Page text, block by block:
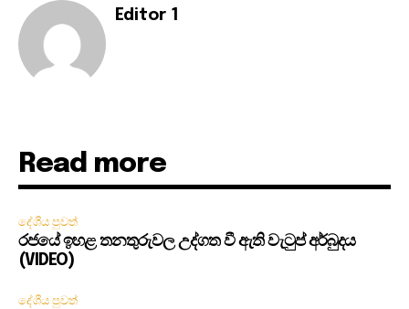
Editor 1
Read more
දේශීය පුවත්
රජයේ ඉහළ තනතුරුවල උද්ගත වී ඇති වැටුප් අර්බුදය
(VIDEO)
දේශීය පුවත්